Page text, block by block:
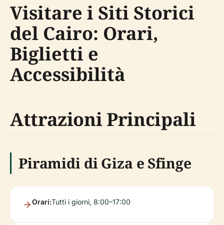
Visitare i Siti Storici
del Cairo: Orari,
Biglietti e
Accessibilità
Attrazioni Principali
Piramidi di Giza e Sfinge
Orari:Tutti i giorni, 8:00–17:00